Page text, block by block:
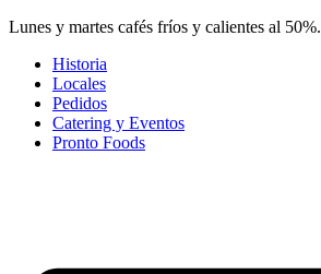
Ir
contenido
Lunes y martes cafés fríos y calientes al 50%.
Historia
Locales
Pedidos
Catering y Eventos
Pronto Foods